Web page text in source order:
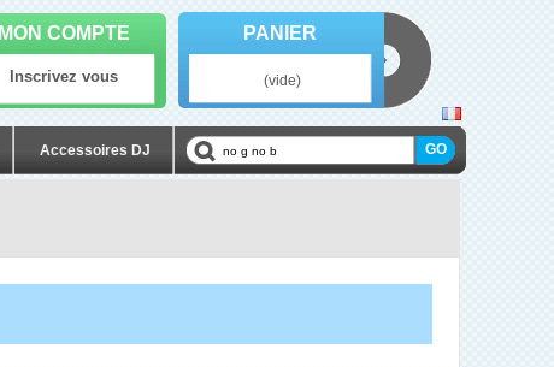
Accessoires DJ
MON COMPTE
Inscrivez vous
PANIER
(vide)